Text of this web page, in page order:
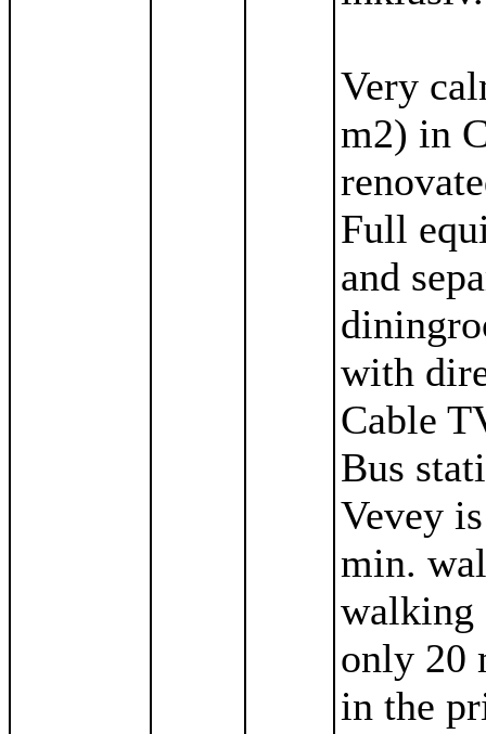
Very
m2) in
Full
and
with
Cable
Bus
Vevey
min.
walking
only 20
in the